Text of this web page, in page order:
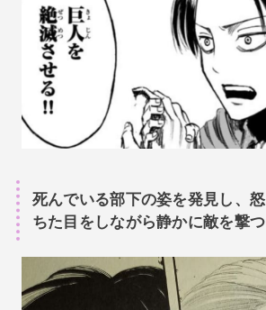
死んでいる部下の姿を発見し、
ちた目をしながら静かに敵を撃